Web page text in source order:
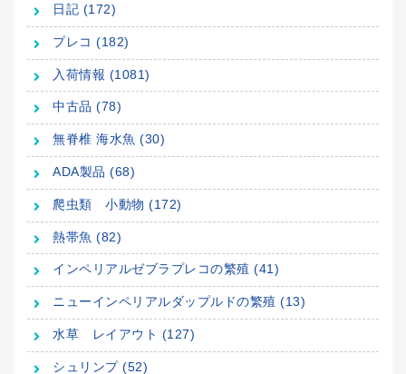
日記 (172)
プレコ (182)
入荷情報 (1081)
中古品 (78)
無脊椎 海水魚 (30)
ADA製品 (68)
爬虫類 小動物 (172)
熱帯魚 (82)
インペリアルゼブラプレコの繁殖 (41)
ニューインペリアルダップルドの繁殖 (13)
水草 レイアウト (127)
シュリンプ (52)